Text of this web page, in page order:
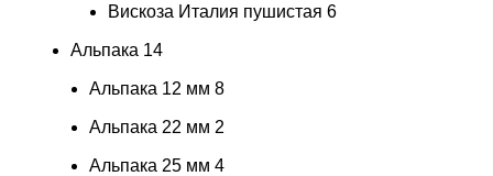
Вискоза Италия пушистая 6
Альпака 14
Альпака 12 мм 8
Альпака 22 мм 2
Альпака 25 мм 4